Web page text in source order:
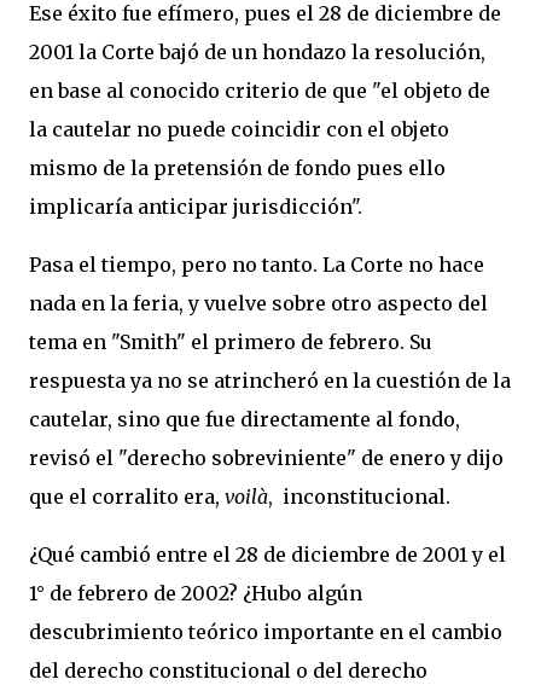
Ese éxito fue efímero, pues el 28 de diciembre de
2001 la Corte bajó de un hondazo la resolución,
en base al conocido criterio de que "el objeto de
la cautelar no puede coincidir con el objeto
mismo de la pretensión de fondo pues ello
implicaría anticipar jurisdicción".
Pasa el tiempo, pero no tanto. La Corte no hace
nada en la feria, y vuelve sobre otro aspecto del
tema en "Smith" el primero de febrero. Su
respuesta ya no se atrincheró en la cuestión de la
cautelar, sino que fue directamente al fondo,
revisó el "derecho sobreviniente" de enero y dijo
que el corralito era, voilà, inconstitucional.
¿Qué cambió entre el 28 de diciembre de 2001 y el
1° de febrero de 2002? ¿Hubo algún
descubrimiento teórico importante en el cambio
del derecho constitucional o del derecho